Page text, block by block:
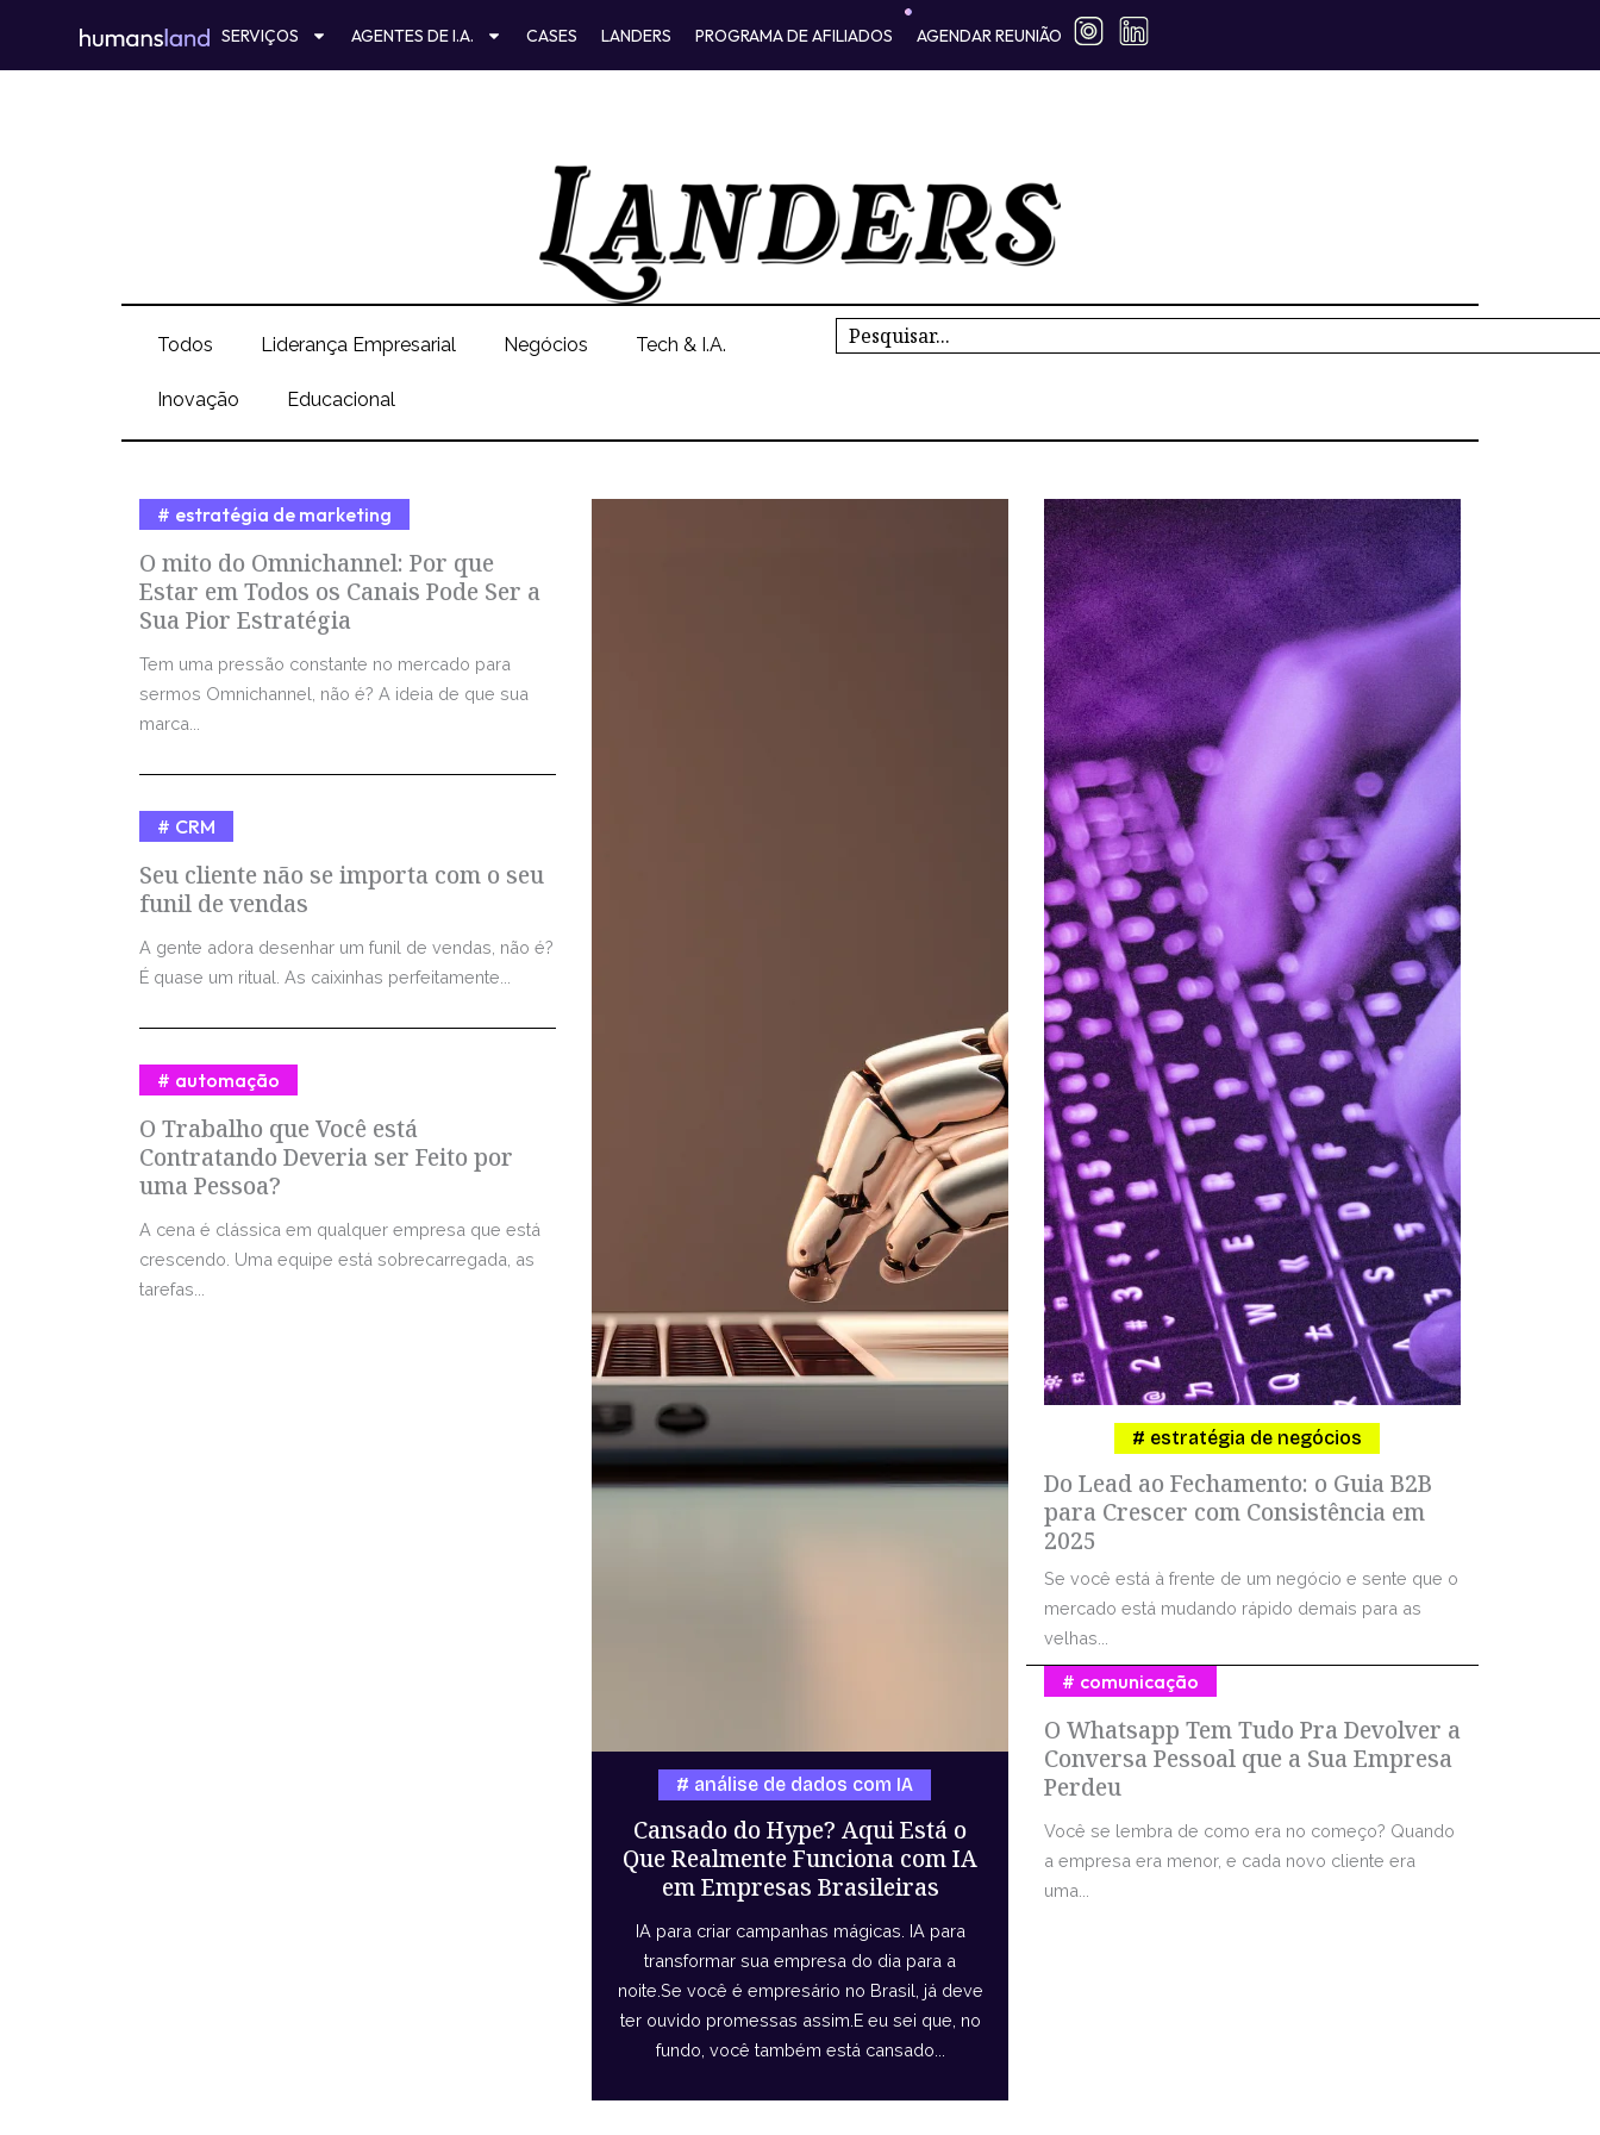
o
SERVIÇOS AGENTES DE I.A. CASES LANDERS PROGRAMA DE AFILIADOS AGENDAR REUNIÃO
Todos Liderança Empresarial Negócios Tech & I.A.
Inovação Educacional
Search
O mito do Omnichannel: Por que
Estar em Todos os Canais Pode Ser a
Sua Pior Estratégia
estratégia de marketing
Tem uma pressão constante no mercado para
sermos Omnichannel, não é? A ideia de que sua
marca...
Seu cliente não se importa com o seu
funil de vendas
CRM
A gente adora desenhar um funil de vendas, não é?
É quase um ritual. As caixinhas perfeitamente...
O Trabalho que Você está
Contratando Deveria ser Feito por
uma Pessoa?
automação
A cena é clássica em qualquer empresa que está
crescendo. Uma equipe está sobrecarregada, as
tarefas...
Cansado do Hype? Aqui Está o
Que Realmente Funciona com IA
em Empresas Brasileiras
análise de dados com IA
IA para criar campanhas mágicas. IA para
transformar sua empresa do dia para a
noite.Se você é empresário no Brasil, já deve
ter ouvido promessas assim.E eu sei que, no
fundo, você também está cansado...
Do Lead ao Fechamento: o Guia B2B
para Crescer com Consistência em
2025
estratégia de negócios
Se você está à frente de um negócio e sente que o
mercado está mudando rápido demais para as
velhas...
O Whatsapp Tem Tudo Pra Devolver a
Conversa Pessoal que a Sua Empresa
Perdeu
comunicação
Você se lembra de como era no começo? Quando
a empresa era menor, e cada novo cliente era
uma...